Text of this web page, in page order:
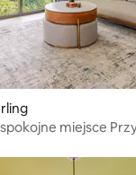
miejsce